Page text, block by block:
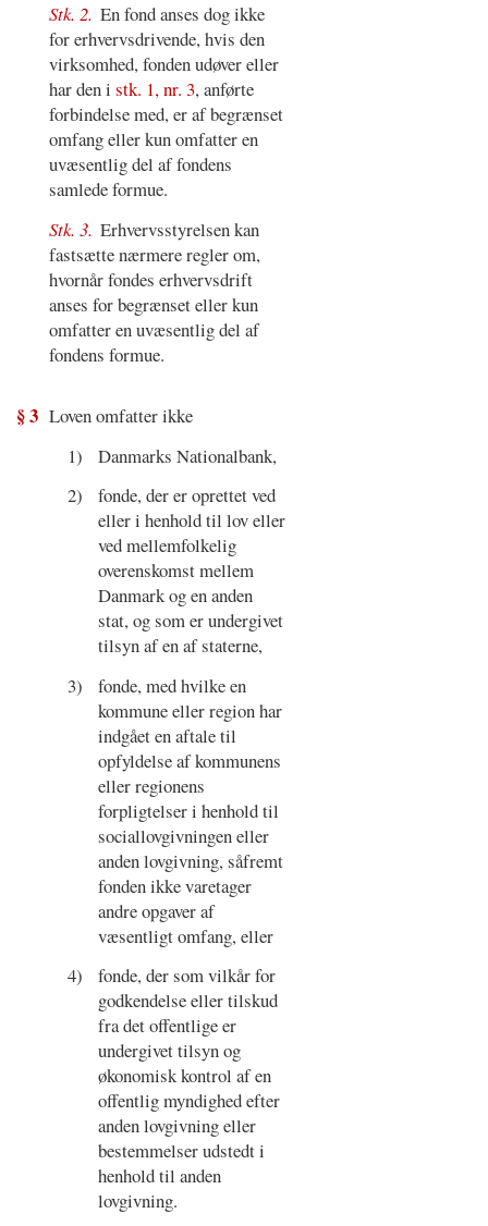
Stk. 2. En fond anses dog ikke
for erhvervsdrivende, hvis den
virksomhed, fonden udøver eller
har den i stk. 1, nr. 3, anførte
forbindelse med, er af begrænset
omfang eller kun omfatter en
uvæsentlig del af fondens
samlede formue.
Stk. 3. Erhvervsstyrelsen kan
fastsætte nærmere regler om,
hvornår fondes erhvervsdrift
anses for begrænset eller kun
omfatter en uvæsentlig del af
fondens formue.
§ 3 Loven omfatter ikke
1)
Danmarks Nationalbank,
2)
fonde, der er oprettet ved
eller i henhold til lov eller
ved mellemfolkelig
overenskomst mellem
Danmark og en anden
stat, og som er undergivet
tilsyn af en af staterne,
3)
fonde, med hvilke en
kommune eller region har
indgået en aftale til
opfyldelse af kommunens
eller regionens
forpligtelser i henhold til
sociallovgivningen eller
anden lovgivning, såfremt
fonden ikke varetager
andre opgaver af
væsentligt omfang, eller
4)
fonde, der som vilkår for
godkendelse eller tilskud
fra det offentlige er
undergivet tilsyn og
økonomisk kontrol af en
offentlig myndighed efter
anden lovgivning eller
bestemmelser udstedt i
henhold til anden
lovgivning.